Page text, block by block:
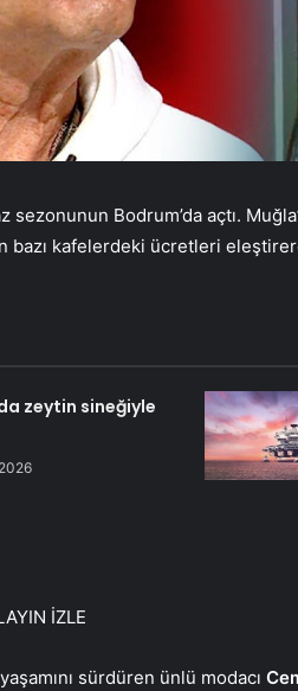
sezonunun Bodrum’da açtı.
bazı kafelerdeki ücretleri
zeytin sineğiyle
İZLE
sürdüren ünlü modacı